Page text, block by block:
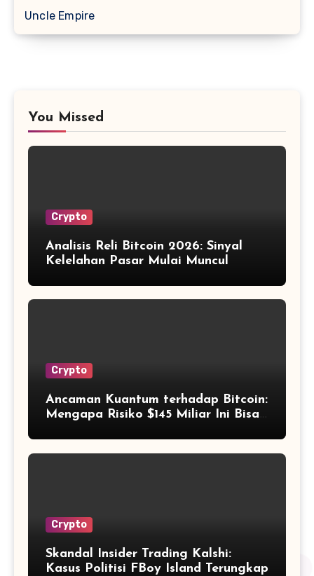
Uncle Empire
You Missed
Crypto
Analisis Reli Bitcoin 2026: Sinyal
Kelelahan Pasar Mulai Muncul
Crypto
Ancaman Kuantum terhadap Bitcoin:
Mengapa Risiko $145 Miliar Ini Bisa
Crypto
Skandal Insider Trading Kalshi:
Kasus Politisi FBoy Island Terungkap